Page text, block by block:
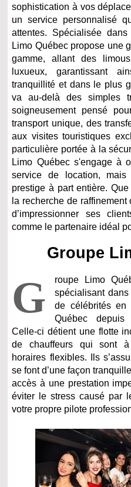
sophistication à vos
un service personnalisé
attentes. Spécialisée
Limo Québec propose une
gamme, allant des
luxueux, garantissant
tranquillité et dans le plus
va au-delà des simples
soigneusement pensé
transport unique, des
aux visites touristiques
particulière portée à la
Limo Québec s'engage à
service de location,
prestige à part entière.
la recherche de
d’impressionner ses
comme le partenaire idéal
Groupe
G
roupe Limo
spécialisant
de célébrités
Québec depuis
Celle-ci détient une flotte
de chauffeurs qui sont
horaires flexibles. Ils
se font d’une façon
accès à une prestation
éviter le stress causé par
votre propre pilote